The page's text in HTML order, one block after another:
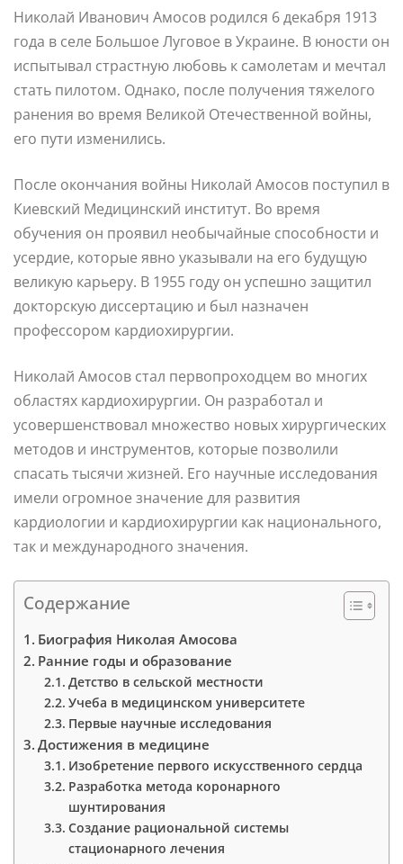
Николай Иванович Амосов родился 6 декабря 1913
года в селе Большое Луговое в Украине. В юности он
испытывал страстную любовь к самолетам и мечтал
стать пилотом. Однако, после получения тяжелого
ранения во время Великой Отечественной войны,
его пути изменились.
После окончания войны Николай Амосов поступил в
Киевский Медицинский институт. Во время
обучения он проявил необычайные способности и
усердие, которые явно указывали на его будущую
великую карьеру. В 1955 году он успешно защитил
докторскую диссертацию и был назначен
профессором кардиохирургии.
Николай Амосов стал первопроходцем во многих
областях кардиохирургии. Он разработал и
усовершенствовал множество новых хирургических
методов и инструментов, которые позволили
спасать тысячи жизней. Его научные исследования
имели огромное значение для развития
кардиологии и кардиохирургии как национального,
так и международного значения.
Содержание
Биография Николая Амосова
Ранние годы и образование
Детство в сельской местности
Учеба в медицинском университете
Первые научные исследования
Достижения в медицине
Изобретение первого искусственного сердца
Разработка метода коронарного
шунтирования
Создание рациональной системы
стационарного лечения